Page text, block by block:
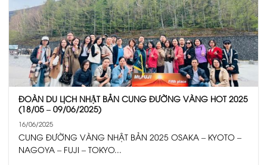
ĐOÀN DU LỊCH NHẬT BẢN CUNG ĐƯỜNG VÀNG HOT 2025
(18/05 – 09/06/2025)
16/06/2025
CUNG ĐƯỜNG VÀNG NHẬT BẢN 2025 OSAKA – KYOTO –
NAGOYA – FUJI – TOKYO...